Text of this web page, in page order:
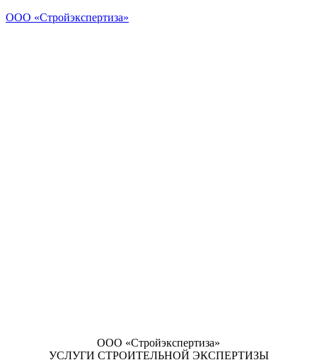
ООО «Стройэкспертиза»
ООО «Стройэкспертиза»
УСЛУГИ СТРОИТЕЛЬНОЙ ЭКСПЕРТИЗЫ